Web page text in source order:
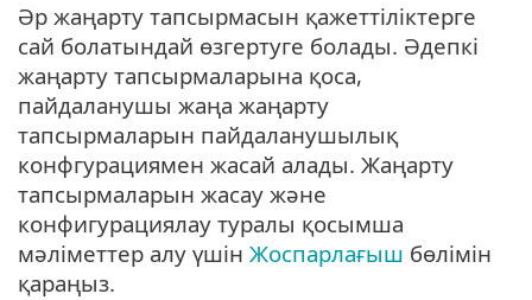
Әр жаңарту тапсырмасын қажеттіліктерге
сай болатындай өзгертуге болады. Әдепкі
жаңарту тапсырмаларына қоса,
пайдаланушы жаңа жаңарту
тапсырмаларын пайдаланушылық
конфгурациямен жасай алады. Жаңарту
тапсырмаларын жасау және
конфигурациялау туралы қосымша
мәліметтер алу үшін Жоспарлағыш бөлімін
қараңыз.